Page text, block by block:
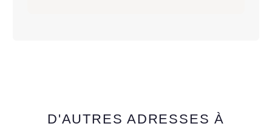
D'AUTRES ADRESSES À